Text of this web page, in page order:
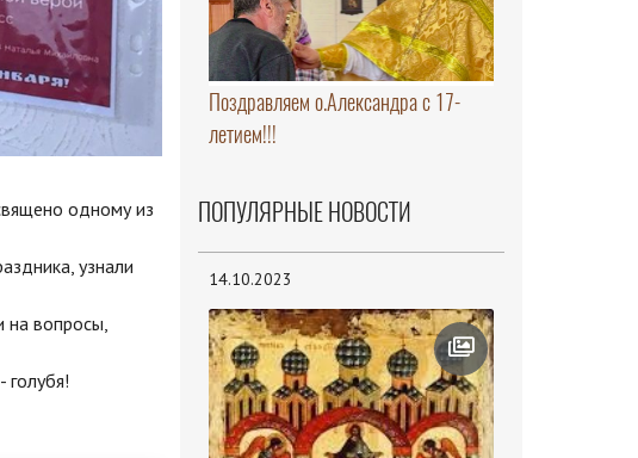
одному из
узнали
вопросы,
голубя!
Поздравляем о.Александра с 17-
летием!!!
ПОПУЛЯРНЫЕ НОВОСТИ
14.10.2023